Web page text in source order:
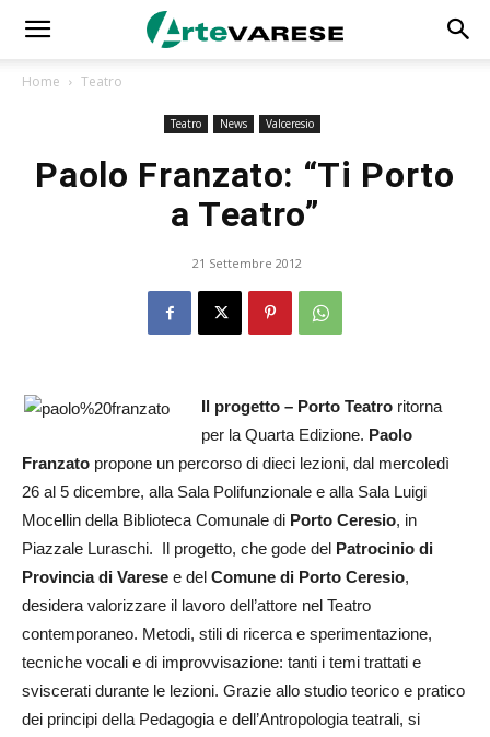
Home Teatro
Teatro News Valceresio
Paolo Franzato: “Ti Porto
a Teatro”
21 Settembre 2012
Il progetto – Porto Teatro ritorna
per la Quarta Edizione. Paolo
Franzato propone un percorso di dieci lezioni, dal mercoledì
26 al 5 dicembre, alla Sala Polifunzionale e alla Sala Luigi
Mocellin della Biblioteca Comunale di Porto Ceresio, in
Piazzale Luraschi. Il progetto, che gode del Patrocinio di
Provincia di Varese e del Comune di Porto Ceresio,
desidera valorizzare il lavoro dell’attore nel Teatro
contemporaneo. Metodi, stili di ricerca e sperimentazione,
tecniche vocali e di improvvisazione: tanti i temi trattati e
sviscerati durante le lezioni. Grazie allo studio teorico e pratico
dei principi della Pedagogia e dell’Antropologia teatrali, si